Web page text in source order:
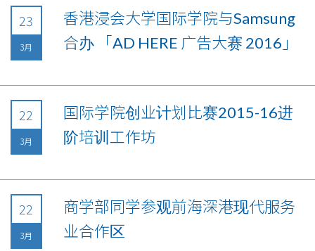
23
3月
香港浸会大学国际学院与Samsung
合办 「AD HERE 广告大赛 2016」
22
3月
国际学院创业计划比赛2015-16进
阶培训工作坊
22
3月
商学部同学参观前海深港现代服务
业合作区